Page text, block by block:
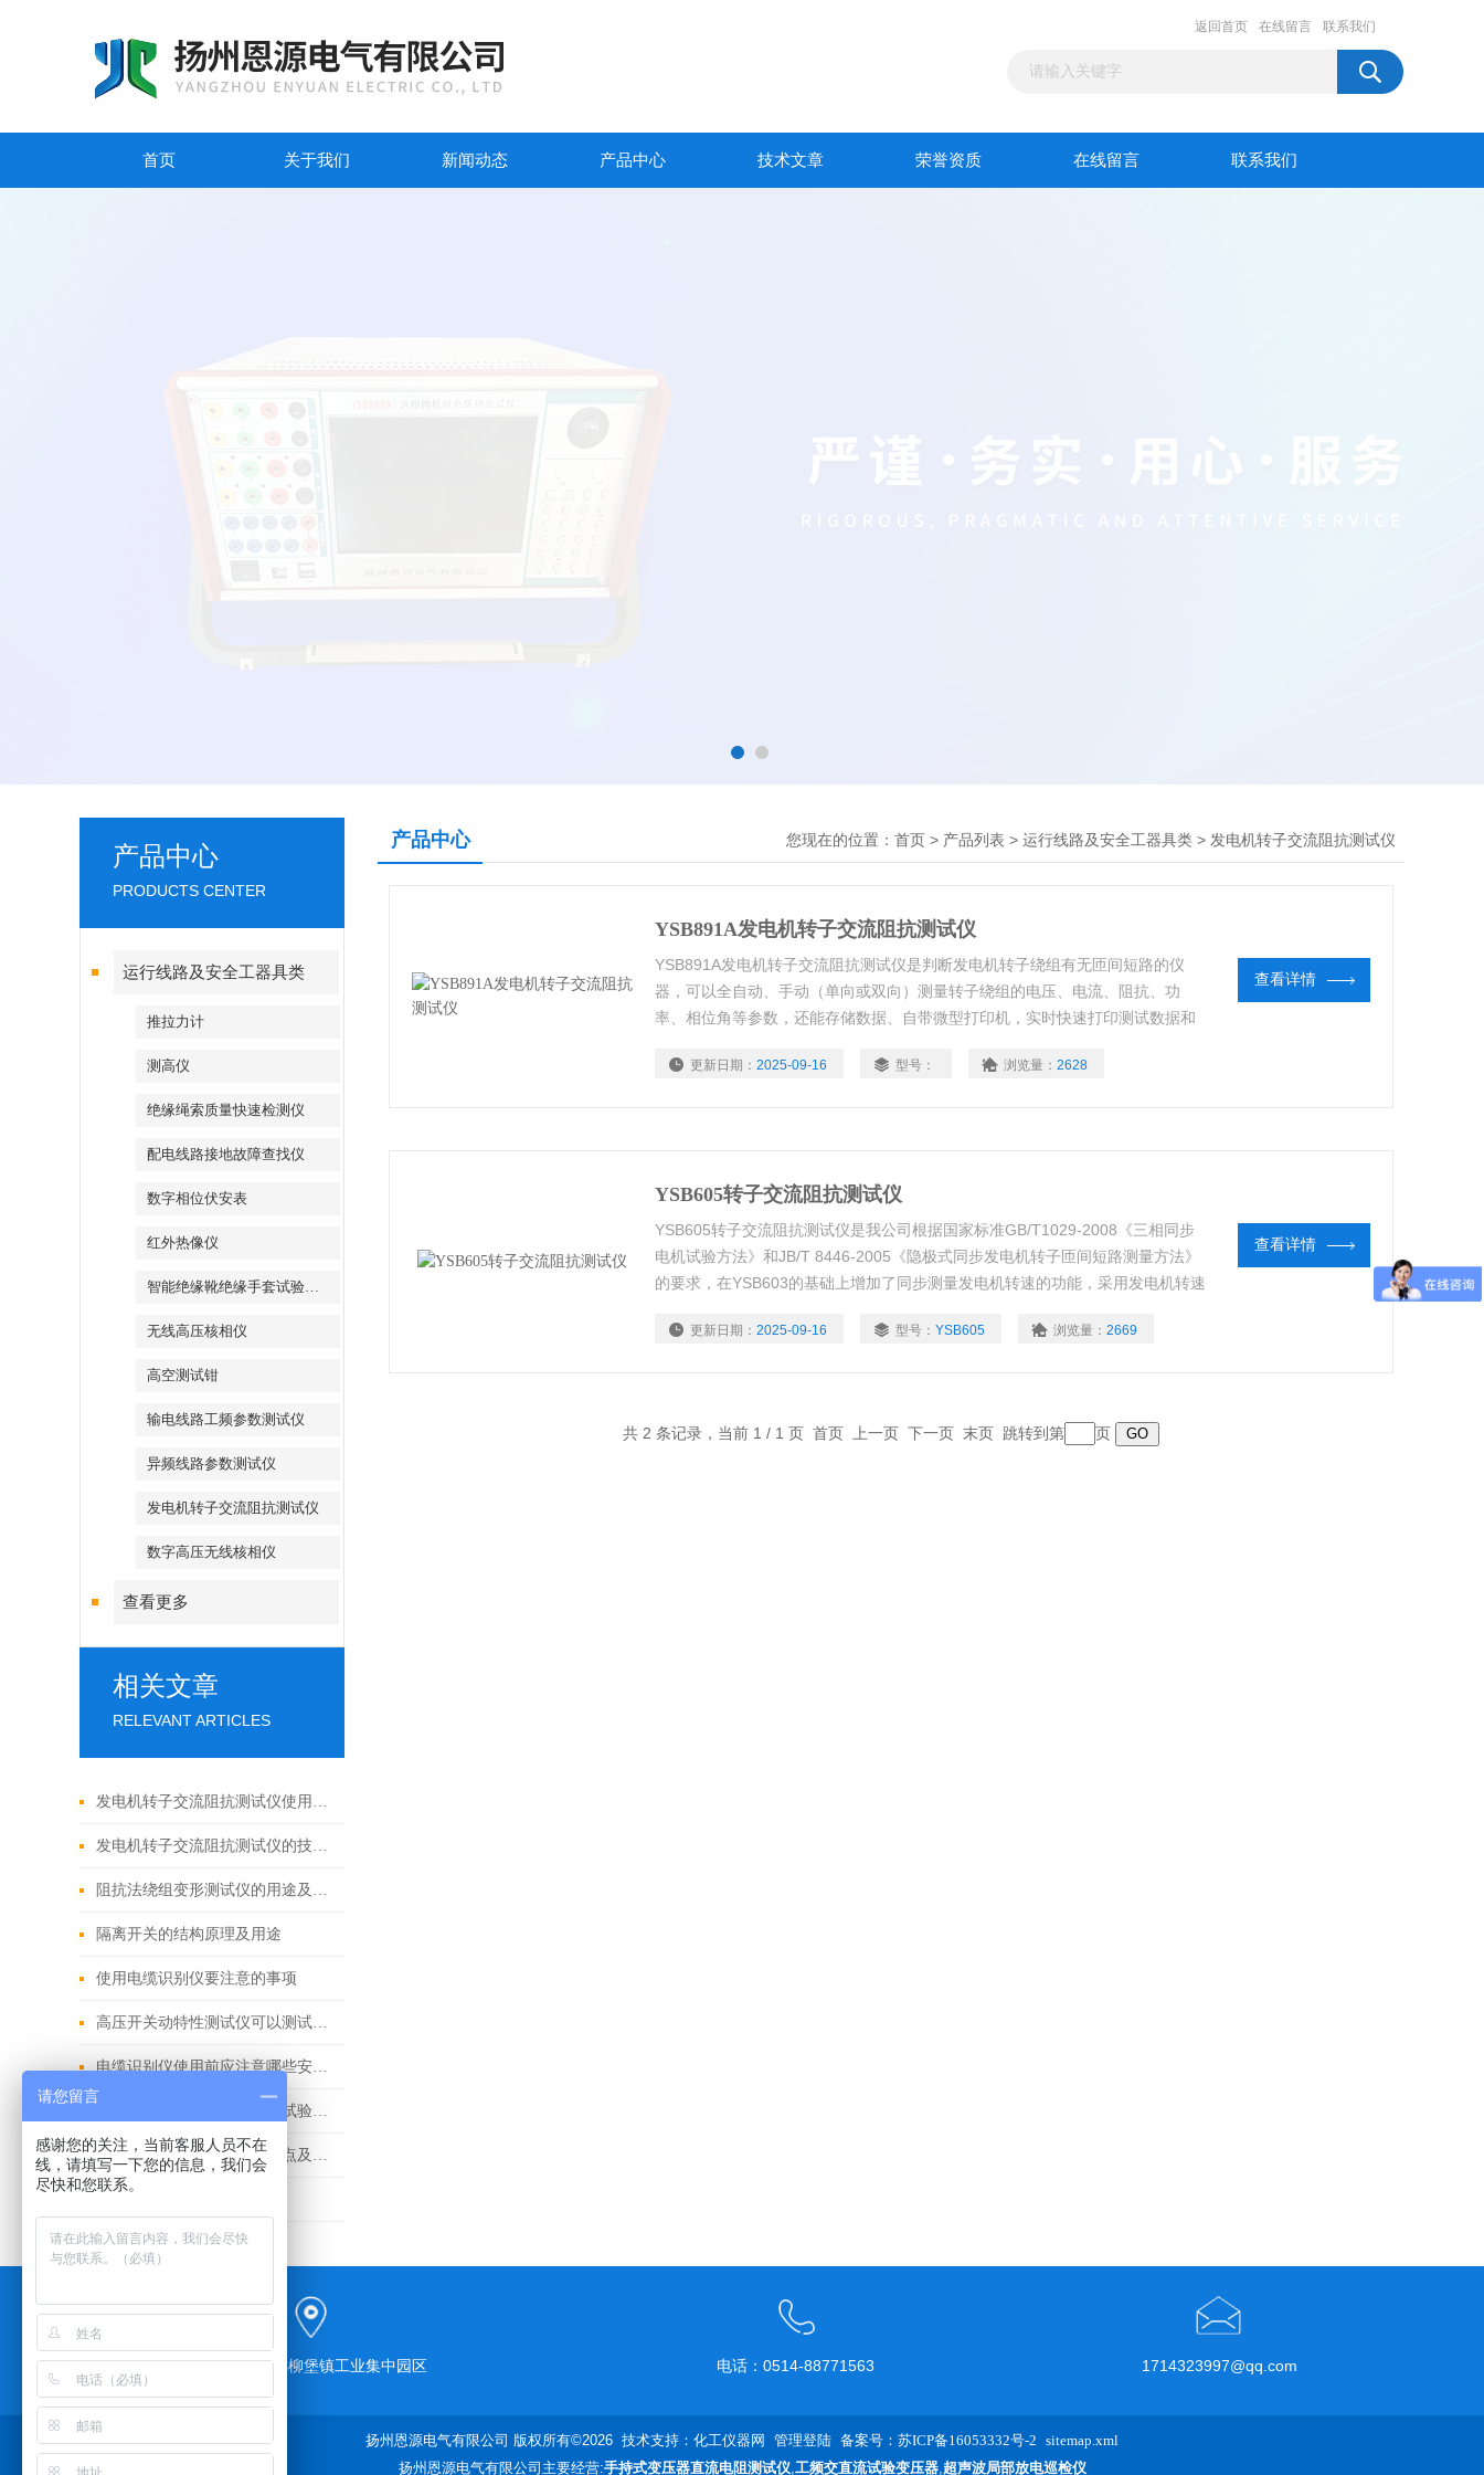
返回首页 在线留言 联系我们
首页 关于我们 新闻动态 产品中心 技术文章 荣誉资质 在线留言 联系我们
产品中心
PRODUCTS CENTER
运行线路及安全工器具类
推拉力计
测高仪
绝缘绳索质量快速检测仪
配电线路接地故障查找仪
数字相位伏安表
红外热像仪
智能绝缘靴绝缘手套试验装置
无线高压核相仪
高空测试钳
输电线路工频参数测试仪
异频线路参数测试仪
发电机转子交流阻抗测试仪
数字高压无线核相仪
查看更多
相关文章
RELEVANT ARTICLES
发电机转子交流阻抗测试仪使用操作的基本原理分析说明讨论
发电机转子交流阻抗测试仪的技术参数
阻抗法绕组变形测试仪的用途及特点
隔离开关的结构原理及用途
使用电缆识别仪要注意的事项
高压开关动特性测试仪可以测试什么？
电缆识别仪使用前应注意哪些安全事项
开关回路直阻综合测试仪在试验中有哪些便利之处
消谐器参数测试仪的功能特点及参数
产品中心 您现在的位置： 首页 > 产品列表 > 运行线路及安全工器具类 > 发电机转子交流阻抗测试仪
YSB891A发电机转子交流阻抗测试仪
YSB891A发电机转子交流阻抗测试仪是判断发电机转子绕组有无匝间短路的仪
器，可以全自动、手动（单向或双向）测量转子绕组的电压、电流、阻抗、功
率、相位角等参数，还能存储数据、自带微型打印机，实时快速打印测试数据和
器的空载、短路试验和电压（流）互感器、消弧线圈的伏安特性试验。
更新日期： 2025-09-16 型号： 浏览量： 2628
查看详情
YSB605转子交流阻抗测试仪
YSB605转子交流阻抗测试仪是我公司根据国家标准GB/T1029-2008《三相同步
电机试验方法》和JB/T 8446-2005《隐极式同步发电机转子匝间短路测量方法》
的要求，在YSB603的基础上增加了同步测量发电机转速的功能，采用发电机转速
*，性能*，使用方便。具有工作可靠、操作简便、测试精度高、小巧轻便
更新日期： 2025-09-16 型号： YSB605 浏览量： 2669
查看详情
共 2 条记录，当前 1 / 1 页 首页 上一页 下一页 末页 跳转到第 页
江苏省宝应县柳堡镇工业集中园区 电话：0514-88771563 1714323997@qq.com
扬州恩源电气有限公司 版权所有©2026 技术支持： 化工仪器网 管理登陆 备案号：苏ICP备16053332号-2 sitemap.xml
扬州恩源电气有限公司主要经营:手持式变压器直流电阻测试仪,工频交直流试验变压器,超声波局部放电巡检仪
请您留言
感谢您的关注，当前客服人员不在
线，请填写一下您的信息，我们会
尽快和您联系。